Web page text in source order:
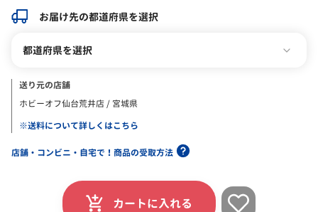
お届け先の都道府県を選択
都道府県を選択
送り元の店舗
ホビーオフ仙台荒井店 / 宮城県
※送料について詳しくはこちら
店舗・コンビニ・自宅で！商品の受取方法
カートに入れる